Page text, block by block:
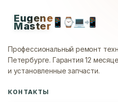
Eugene
Master📱 ⌚💻📲
Профессиональный ремонт
Петербурге. Гарантия 12
и установленные запчасти.
КОНТАКТЫ